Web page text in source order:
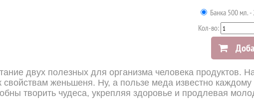
Банка 500 мл. -
Кол-во:
двух полезных для организма человека продуктов.
свойствам женьшеня. Ну, а пользе меда известно
творить чудеса, укрепляя здоровье и продлевая